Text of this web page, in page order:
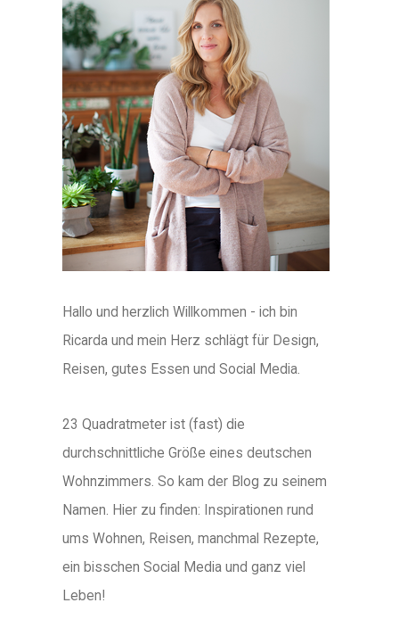
Hallo und herzlich Willkommen - ich bin
Ricarda und mein Herz schlägt für Design,
Reisen, gutes Essen und Social Media.
23 Quadratmeter ist (fast) die
durchschnittliche Größe eines deutschen
Wohnzimmers. So kam der Blog zu seinem
Namen. Hier zu finden: Inspirationen rund
ums Wohnen, Reisen, manchmal Rezepte,
ein bisschen Social Media und ganz viel
Leben!